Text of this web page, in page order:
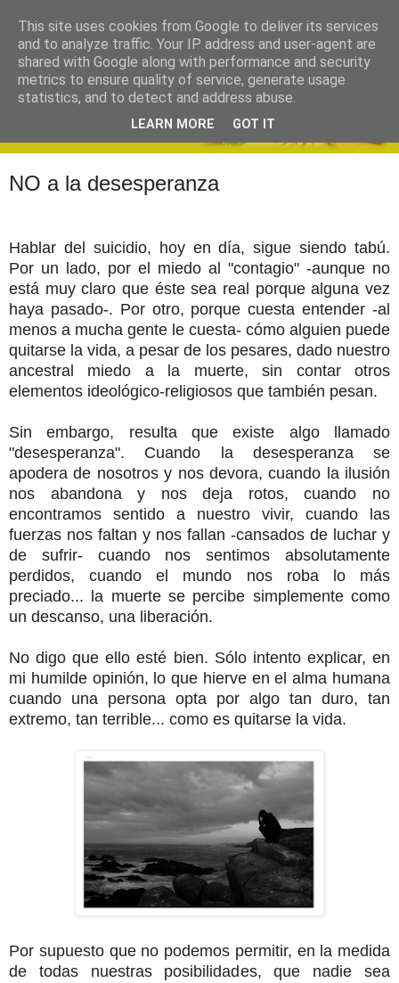
NO a la desesperanza
Hablar del suicidio, hoy en día, sigue siendo tabú.
Por un lado, por el miedo al "contagio" -aunque no
está muy claro que éste sea real porque alguna vez
haya pasado-. Por otro, porque cuesta entender -al
menos a mucha gente le cuesta- cómo alguien puede
quitarse la vida, a pesar de los pesares, dado nuestro
ancestral miedo a la muerte, sin contar otros
elementos ideológico-religiosos que también pesan.
Sin embargo, resulta que existe algo llamado
"desesperanza". Cuando la desesperanza se
apodera de nosotros y nos devora, cuando la ilusión
nos abandona y nos deja rotos, cuando no
encontramos sentido a nuestro vivir, cuando las
fuerzas nos faltan y nos fallan -cansados de luchar y
de sufrir- cuando nos sentimos absolutamente
perdidos, cuando el mundo nos roba lo más
preciado... la muerte se percibe simplemente como
un descanso, una liberación.
No digo que ello esté bien. Sólo intento explicar, en
mi humilde opinión, lo que hierve en el alma humana
cuando una persona opta por algo tan duro, tan
extremo, tan terrible... como es quitarse la vida.
Por supuesto que no podemos permitir, en la medida
de todas nuestras posibilidades, que nadie sea
This site uses cookies from Google to deliver its services
and to analyze traffic. Your IP address and user-agent are
shared with Google along with performance and security
metrics to ensure quality of service, generate usage
statistics, and to detect and address abuse.
LEARN MORE GOT IT